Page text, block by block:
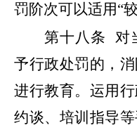
罚阶次可以适用“
第十八条
对
予行政处罚的，
进行教育。运用
约谈、培训指导